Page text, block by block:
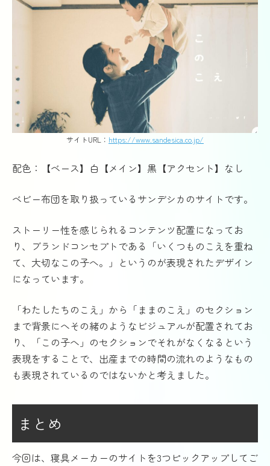
サイトURL： https://www.sandesica.co.jp/
配色：【ベース】白【メイン】黒【アクセント】なし
ベビー布団を取り扱っているサンデシカのサイトです。
ストーリー性を感じられるコンテンツ配置になってお
り、ブランドコンセプトである「いくつものこえを重ね
て、大切なこの子へ。」というのが表現されたデザイン
になっています。
「わたしたちのこえ」から「ままのこえ」のセクション
まで背景にへその緒のようなビジュアルが配置されてお
り、「この子へ」のセクションでそれがなくなるという
表現をすることで、出産までの時間の流れのようなもの
も表現されているのではないかと考えました。
まとめ
今回は、寝具メーカーのサイトを3つピックアップしてご